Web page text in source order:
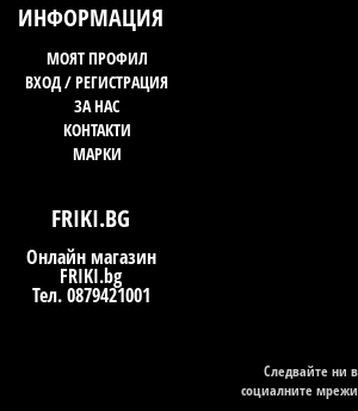
ИНФОРМАЦИЯ
МОЯТ ПРОФИЛ
ВХОД / РЕГИСТРАЦИЯ
ЗА НАС
КОНТАКТИ
МАРКИ
FRIKI.BG
Онлайн магазин
FRIKI.bg
Тел. 0879421001
Следвайте ни в
социалните мрежи